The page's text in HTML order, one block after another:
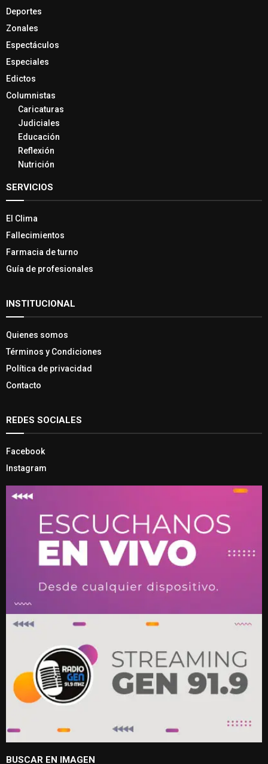
Deportes
Zonales
Espectáculos
Especiales
Edictos
Columnistas
Caricaturas
Judiciales
Educación
Reflexión
Nutrición
SERVICIOS
El Clima
Fallecimientos
Farmacia de turno
Guía de profesionales
INSTITUCIONAL
Quienes somos
Términos y Condiciones
Política de privacidad
Contacto
REDES SOCIALES
Facebook
Instagram
BUSCAR EN IMAGEN